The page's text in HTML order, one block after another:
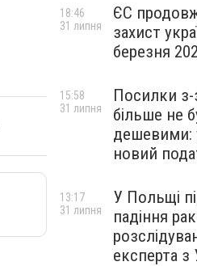
ЄС
захист
березня
18:46
31 липня
Посилки
більше не
дешевими:
новий
15:58
31 липня
У Польщі
падіння
експерта з
13:17
31 липня